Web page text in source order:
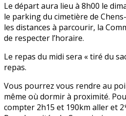
Le départ aura lieu à 8h00 le
le parking du cimetière de
les distances à parcourir, la
de respecter l’horaire.
Le repas du midi sera « tiré du
repas.
Vous pourrez vous rendre au
même où dormir à proximité.
compter 2h15 et 190km aller et